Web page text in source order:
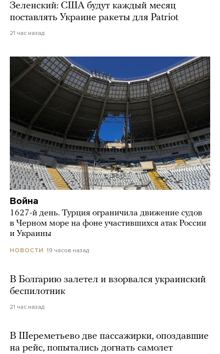
Зеленский: США будут каждый месяц
поставлять Украине ракеты для Patriot
21 час назад
Война
1627-й день. Турция ограничила движение судов
в Черном море на фоне участившихся атак России
и Украины
НОВОСТИ 19 часов назад
В Болгарию залетел и взорвался украинский
беспилотник
21 час назад
В Шереметьево две пассажирки, опоздавшие
на рейс, попытались догнать самолет